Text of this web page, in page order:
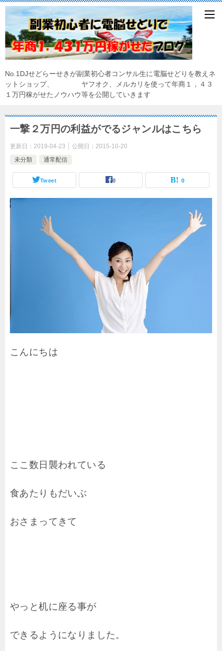
No.1DJせどらーせきが副業初心者コンサル生に電脳せどりを教えネ
ットショップ、 ヤフオク、メルカリを使って年商１，４３
１万円稼がせたノウハウ等を公開していきます
一撃２万円の利益がでるジャンルはこちら
更新日： 2019-04-23 公開日： 2015-10-20
未分類
通常配信
Tweet 0 0
こんにちは
ここ数日襲われている
食あたりもだいぶ
おさまってきて
やっと机に座る事が
できるようになりました。